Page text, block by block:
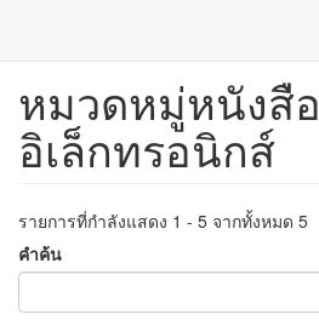
ข้าม
เนื้อหา
หมวดหมู่หนังสือ
อิเล็กทรอนิกส์
รายการที่กำลังแสดง 1 - 5 จากทั้งหมด 5
คำค้น